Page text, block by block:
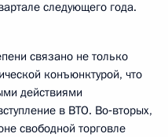
следующего года.
связано не только
конъюнктурой, что
действиями
в ВТО. Во‑вторых,
свободной торговле